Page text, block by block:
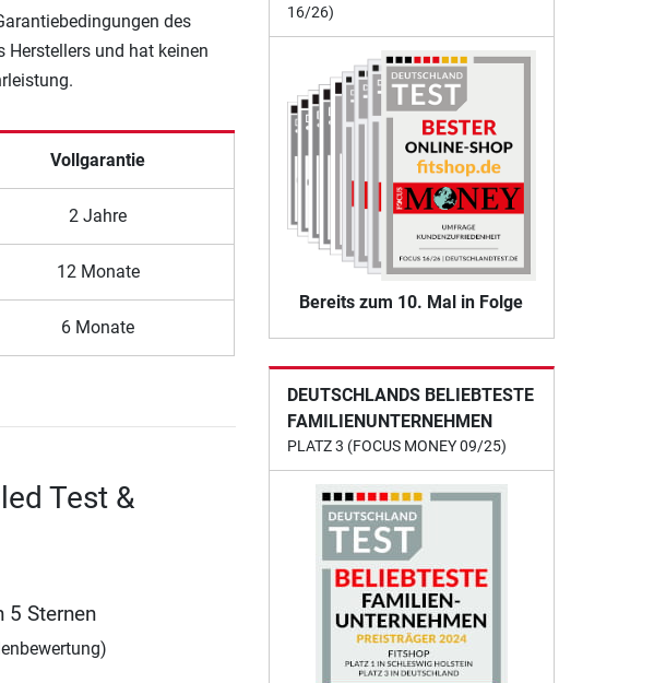
des
Herstellers und hat keinen
Vollgarantie
2 Jahre
12 Monate
6 Monate
Test &
5 Sternen
16/26)
Bereits zum 10. Mal in Folge
DEUTSCHLANDS BELIEBTESTE
FAMILIENUNTERNEHMEN
PLATZ 3 (FOCUS MONEY 09/25)